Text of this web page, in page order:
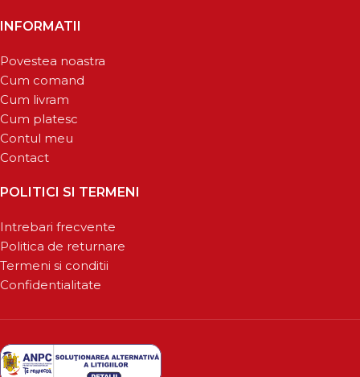
INFORMATII
Povestea noastra
Cum comand
Cum livram
Cum platesc
Contul meu
Contact
POLITICI SI TERMENI
Intrebari frecvente
Politica de returnare
Termeni si conditii
Confidentialitate